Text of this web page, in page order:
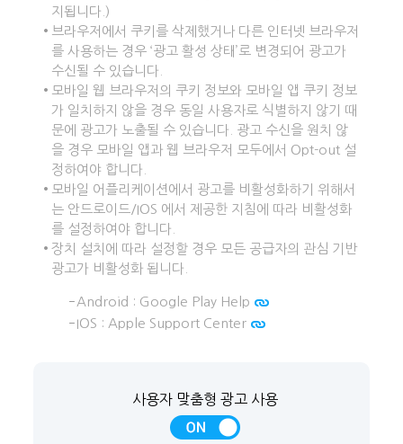
지됩니다.)
브라우저에서 쿠키를 삭제했거나 다른 인터넷 브라우저
를 사용하는 경우 ‘광고 활성 상태’로 변경되어 광고가
수신될 수 있습니다.
모바일 웹 브라우저의 쿠키 정보와 모바일 앱 쿠키 정보
가 일치하지 않을 경우 동일 사용자로 식별하지 않기 때
문에 광고가 노출될 수 있습니다. 광고 수신을 원치 않
을 경우 모바일 앱과 웹 브라우저 모두에서 Opt-out 설
정하여야 합니다.
모바일 어플리케이션에서 광고를 비활성화하기 위해서
는 안드로이드/IOS 에서 제공한 지침에 따라 비활성화
를 설정하여야 합니다.
장치 설치에 따라 설정할 경우 모든 공급자의 관심 기반
광고가 비활성화 됩니다.
Android : Google Play Help
IOS : Apple Support Center
사용자 맞춤형 광고 사용